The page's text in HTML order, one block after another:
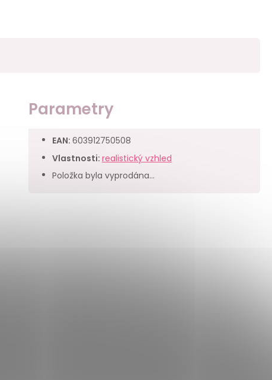
Parametry
EAN: 603912750508
Vlastnosti: realistický vzhled
Položka byla vyprodána…